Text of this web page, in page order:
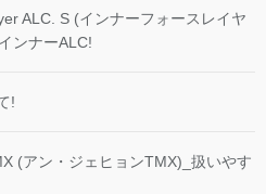
ALC. S (インナーフォースレイヤ
ンナーALC!
!
(アン・ジェヒョンTMX)_扱いやす